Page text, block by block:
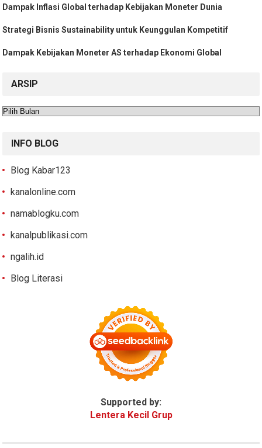
Dampak Inflasi Global terhadap Kebijakan Moneter Dunia
Strategi Bisnis Sustainability untuk Keunggulan Kompetitif
Dampak Kebijakan Moneter AS terhadap Ekonomi Global
ARSIP
Arsip
INFO BLOG
Blog Kabar123
kanalonline.com
namablogku.com
kanalpublikasi.com
ngalih.id
Blog Literasi
Supported by:
Lentera Kecil Grup